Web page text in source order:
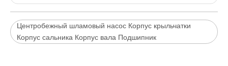
Центробежный шламовый насос Корпус крыльчатки
Корпус сальника Корпус вала Подшипник